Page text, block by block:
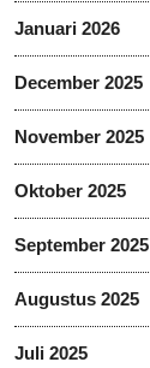
Januari 2026
December 2025
November 2025
Oktober 2025
September 2025
Augustus 2025
Juli 2025